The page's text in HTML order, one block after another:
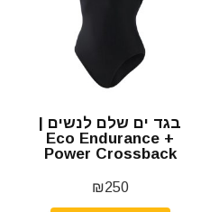
בגד ים שלם לנשים |
Eco Endurance +
Power Crossback
₪250